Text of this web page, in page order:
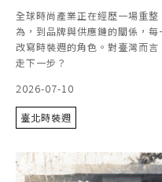
全球時尚產業正在經歷一場重
為，到品牌與供應鏈的關係，
改寫時裝週的角色。對臺灣而
走下一步？
2026-07-10
臺北時裝週